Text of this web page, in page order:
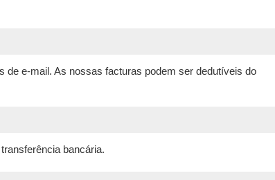
de e-mail. As nossas facturas podem ser dedutíveis do
bancária.